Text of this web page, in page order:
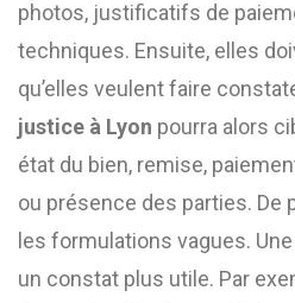
photos, justificatifs de
techniques. Ensuite, elles
qu’elles veulent faire
justice à Lyon pourra alors
état du bien, remise,
ou présence des parties. De
les formulations vagues.
un constat plus utile. Par